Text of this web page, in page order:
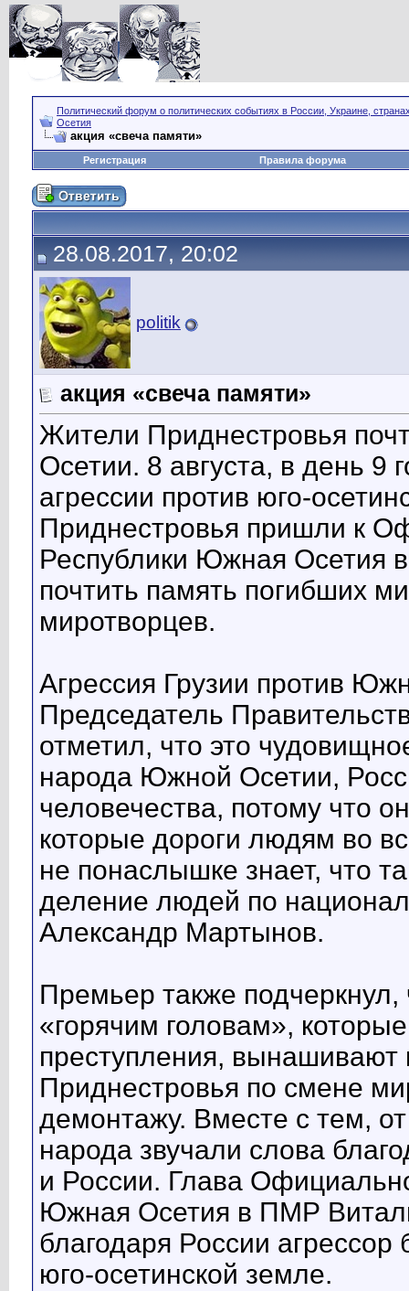
Политический форум о политических событиях в России, Украине,
Осетия
акция «свеча памяти»
Регистрация Правила форума
28.08.2017, 20:02
politik
акция «свеча памяти»
Жители Приднестровья
Осетии. 8 августа, в день 9
агрессии против юго-
Приднестровья пришли к
Республики Южная Осетия
почтить память погибших
миротворцев.
Агрессия Грузии против
Председатель
отметил, что это
народа Южной Осетии,
человечества, потому что
которые дороги людям во
не понаслышке знает, что
деление людей по
Александр Мартынов.
Премьер также подчеркнул,
«горячим головам»,
преступления,
Приднестровья по смене
демонтажу. Вместе с тем,
народа звучали слова
и России. Глава
Южная Осетия в ПМР
благодаря России
юго-осетинской земле.